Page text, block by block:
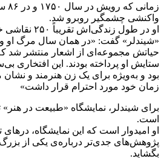
واکنشی چشمگیر روبرو شد.
او در طول زندگی‌اش تقریباً ۲۵۰ نقاشی خلق کرده بود.
«شیندلر» گفت: «در همان سال مرگ او
ستایش او پرداخته بودند. این افتخاری
بود و به‌ویژه برای یک زن هنرمند و نشان
زمان خود مورد احترام قرار داشت»
برای شیندلر، نمایشگاه «طبیعت در
است.
او امیدوار است که این نمایشگاه، درهای
پژوهش‌های جدی‌تر درباره‌ی یکی از
بگشاید.